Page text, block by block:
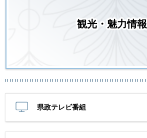
観光・魅力情報
県政テレビ番組